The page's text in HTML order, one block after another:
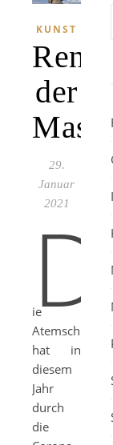
KUNST
der
29.
Januar
2021
D
ie
hat in
diesem
Jahr
durch
die